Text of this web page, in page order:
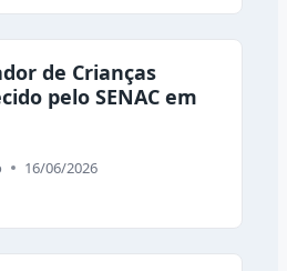
de Crianças
pelo SENAC em
16/06/2026